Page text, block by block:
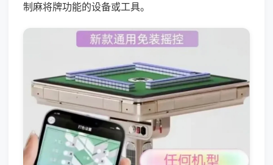
制麻将牌功能的设备或工具。